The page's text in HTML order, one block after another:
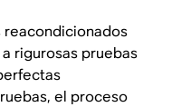
reacondicionados
rigurosas pruebas
el proceso